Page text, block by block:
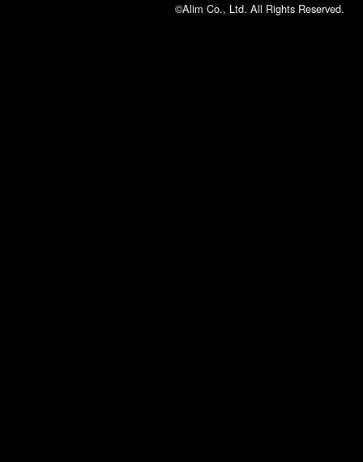
©Alim Co., Ltd. All Rights Reserved.